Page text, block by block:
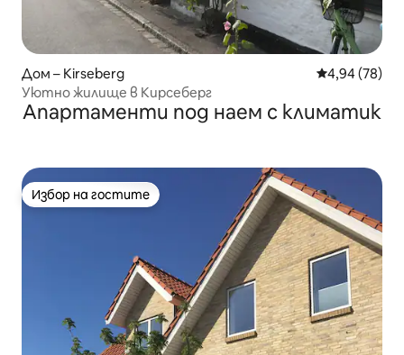
Дом – Kirseberg Средна
4,94 (78)
Уютно жилище в Кирсеберг
Апартаменти под наем с климатик
Избор на гостите
Избор на гостите